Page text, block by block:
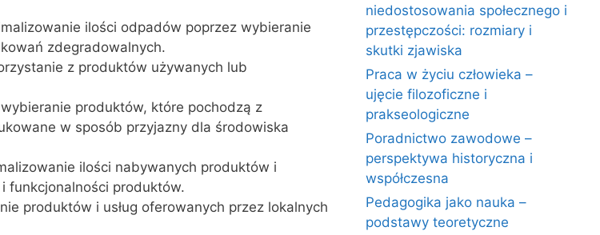
ilości odpadów poprzez wybieranie
zdegradowalnych.
z produktów używanych lub
produktów, które pochodzą z
w sposób przyjazny dla środowiska
ilości nabywanych produktów i
funkcjonalności produktów.
produktów i usług oferowanych przez lokalnych
niedostosowania społecznego i
przestępczości: rozmiary i
skutki zjawiska
Praca w życiu człowieka –
ujęcie filozoficzne i
prakseologiczne
Poradnictwo zawodowe –
perspektywa historyczna i
współczesna
Pedagogika jako nauka –
podstawy teoretyczne